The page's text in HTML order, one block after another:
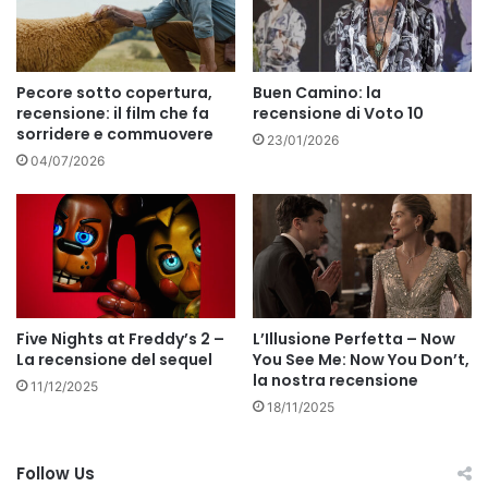
Pecore sotto copertura,
recensione: il film che fa
sorridere e commuovere
04/07/2026
Buen Camino: la
recensione di Voto 10
23/01/2026
Five Nights at Freddy’s 2 –
La recensione del sequel
11/12/2025
L’Illusione Perfetta – Now
You See Me: Now You Don’t,
la nostra recensione
18/11/2025
Follow Us